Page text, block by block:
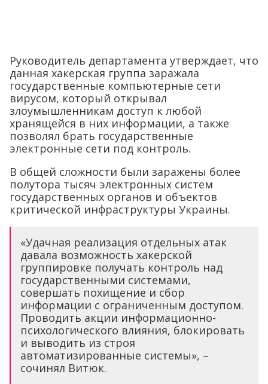
Руководитель департамента утверждает, что
данная хакерская группа заражала
государственные компьютерные сети
вирусом, который открывал
злоумышленникам доступ к любой
хранящейся в них информации, а также
позволял брать государственные
электронные сети под контроль.
В общей сложности были заражены более
полутора тысяч электронных систем
государственных органов и объектов
критической инфраструктуры Украины.
«Удачная реализация отдельных атак
давала возможность хакерской
группировке получать контроль над
государственными системами,
совершать похищение и сбор
информации с ограниченным доступом.
Проводить акции информационно-
психологического влияния, блокировать
и выводить из строя
автоматизированные системы», –
сочинял Витюк.